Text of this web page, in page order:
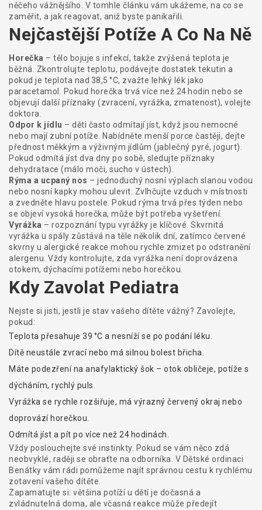
něčeho vážnějšího. V tomhle článku vám ukážeme, na co se
zaměřit, a jak reagovat, aniž byste panikařili.
Nejčastější Potíže A Co Na Ně
Horečka – tělo bojuje s infekcí, takže zvýšená teplota je
běžná. Zkontrolujte teplotu, podávejte dostatek tekutin a
pokud je teplota nad 38,5 °C, zvažte lehký lék jako
paracetamol. Pokud horečka trvá více než 24 hodin nebo se
objevují další příznaky (zvracení, vyrážka, zmatenost), volejte
doktora.
Odpor k jídlu – děti často odmítají jíst, když jsou nemocné
nebo mají zubní potíže. Nabídněte menší porce častěji, dejte
přednost měkkým a výživným jídlům (jablečný pyré, jogurt).
Pokud odmítá jíst dva dny po sobě, sledujte příznaky
dehydratace (málo moči, sucho v ústech).
Rýma a ucpaný nos – jednoduchý nosní výplach slanou vodou
nebo nosní kapky mohou ulevit. Zvlhčujte vzduch v místnosti
a zvedněte hlavu postele. Pokud rýma trvá přes týden nebo
se objeví vysoká horečka, může být potřeba vyšetření.
Vyrážka – rozpoznání typu vyrážky je klíčové. Skvrnitá
vyrážka u spály zůstává na těle několik dní, zatímco červené
skvrny u alergické reakce mohou rychle zmizet po odstranění
alergenu. Vždy kontrolujte, zda vyrážka není doprovázena
otokem, dýchacími potížemi nebo horečkou.
Kdy Zavolat Pediatra
Nejste si jisti, jestli je stav vašeho dítěte vážný? Zavolejte,
pokud:
Teplota přesahuje 39 °C a nesníží se po podání léku.
Dítě neustále zvrací nebo má silnou bolest břicha.
Máte podezření na anafylaktický šok – otok obličeje, potíže s
dýcháním, rychlý puls.
Vyrážka se rychle rozšiřuje, má výrazný červený okraj nebo
doprovází horečkou.
Odmítá jíst a pít po více než 24 hodinách.
Vždy poslouchejte své instinkty. Pokud se vám něco zdá
neobvyklé, raději se obraťte na odborníka. V Dětské ordinaci
Benátky vám rádi pomůžeme najít správnou cestu k rychlému
zotavení vašeho dítěte.
Zapamatujte si: většina potíží u dětí je dočasná a
zvládnutelná doma, ale včasná reakce může předejít